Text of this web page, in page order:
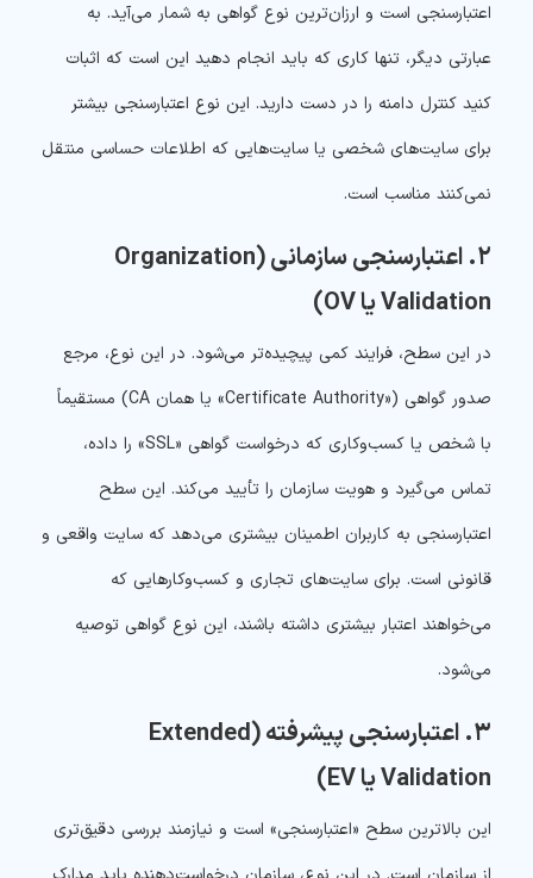
اعتبارسنجی است و ارزان‌ترین نوع گواهی به شمار می‌آید. به
عبارتی دیگر، تنها کاری که باید انجام دهید این است که اثبات
کنید کنترل دامنه را در دست دارید. این نوع اعتبارسنجی بیشتر
برای سایت‌های شخصی یا سایت‌هایی که اطلاعات حساسی منتقل
نمی‌کنند مناسب است.
۲. اعتبارسنجی سازمانی (Organization
Validation یا OV)
در این سطح، فرایند کمی پیچیده‌تر می‌شود. در این نوع، مرجع
صدور گواهی («Certificate Authority» یا همان CA) مستقیماً
با شخص یا کسب‌وکاری که درخواست گواهی «SSL» را داده،
تماس می‌گیرد و هویت سازمان را تأیید می‌کند. این سطح
اعتبارسنجی به کاربران اطمینان بیشتری می‌دهد که سایت واقعی و
قانونی است. برای سایت‌های تجاری و کسب‌وکارهایی که
می‌خواهند اعتبار بیشتری داشته باشند، این نوع گواهی توصیه
می‌شود.
۳. اعتبارسنجی پیشرفته (Extended
Validation یا EV)
این بالاترین سطح «اعتبارسنجی» است و نیازمند بررسی دقیق‌تری